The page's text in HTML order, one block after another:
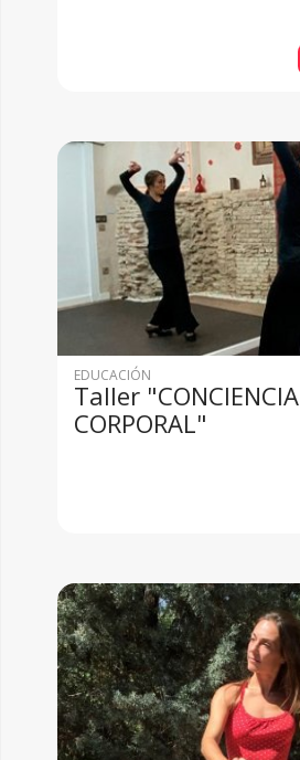
EDUCACIÓN
Taller "CONCIENCIA
CORPORAL"